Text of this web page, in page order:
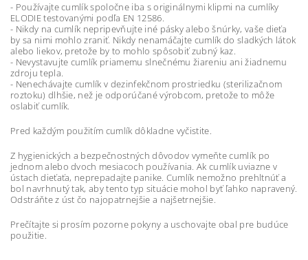
- Používajte cumlík spoločne iba s originálnymi klipmi na cumlíky
ELODIE testovanými podľa EN 12586.
- Nikdy na cumlík nepripevňujte iné pásky alebo šnúrky, vaše dieťa
by sa nimi mohlo zraniť. Nikdy nenamáčajte cumlík do sladkých látok
alebo liekov, pretože by to mohlo spôsobiť zubný kaz.
- Nevystavujte cumlík priamemu slnečnému žiareniu ani žiadnemu
zdroju tepla.
- Nenechávajte cumlík v dezinfekčnom prostriedku (sterilizačnom
roztoku) dlhšie, než je odporúčané výrobcom, pretože to môže
oslabiť cumlík.
Pred každým použitím cumlík dôkladne vyčistite.
Z hygienických a bezpečnostných dôvodov vymeňte cumlík po
jednom alebo dvoch mesiacoch používania. Ak cumlík uviazne v
ústach dieťaťa, neprepadajte panike. Cumlík nemožno prehltnúť a
bol navrhnutý tak, aby tento typ situácie mohol byť ľahko napravený.
Odstráňte z úst čo najopatrnejšie a najšetrnejšie.
Prečítajte si prosím pozorne pokyny a uschovajte obal pre budúce
použitie.